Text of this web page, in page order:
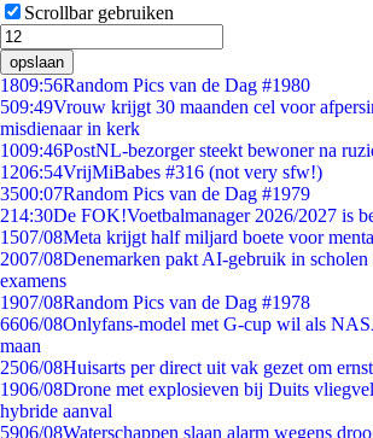
Scrollbar gebruiken
opslaan
1809:56Random Pics van de Dag #1980
509:49Vrouw krijgt 30 maanden cel voor
misdienaar in kerk
1009:46PostNL-bezorger steekt bewoner na
1206:54VrijMiBabes #316 (not very sfw!)
3500:07Random Pics van de Dag #1979
214:30De FOK!Voetbalmanager 2026/2027 is
1507/08Meta krijgt half miljard boete voor
2007/08Denemarken pakt AI-gebruik in scholen
examens
1907/08Random Pics van de Dag #1978
6606/08Onlyfans-model met G-cup wil als
maan
2506/08Huisarts per direct uit vak gezet om
1906/08Drone met explosieven bij Duits
hybride aanval
5906/08Waterschappen slaan alarm wegens